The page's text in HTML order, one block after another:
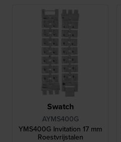
Swatch
AYMS400G
YMS400G Invitation 17 mm
Roestvrijstalen